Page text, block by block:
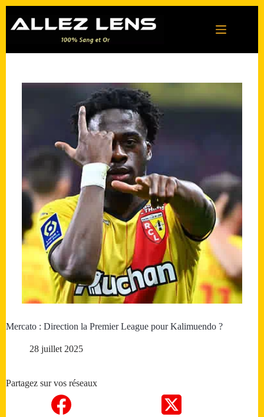
contenu
Mercato : Direction la Premier League pour Kalimuendo ?
28 juillet 2025
Partagez sur vos réseaux